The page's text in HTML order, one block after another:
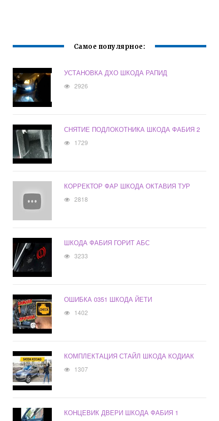
Самое популярное:
УСТАНОВКА ДХО ШКОДА РАПИД
2926
СНЯТИЕ ПОДЛОКОТНИКА ШКОДА ФАБИЯ 2
1729
КОРРЕКТОР ФАР ШКОДА ОКТАВИЯ ТУР
2818
ШКОДА ФАБИЯ ГОРИТ АБС
3233
ОШИБКА 0351 ШКОДА ЙЕТИ
1402
КОМПЛЕКТАЦИЯ СТАЙЛ ШКОДА КОДИАК
1307
КОНЦЕВИК ДВЕРИ ШКОДА ФАБИЯ 1